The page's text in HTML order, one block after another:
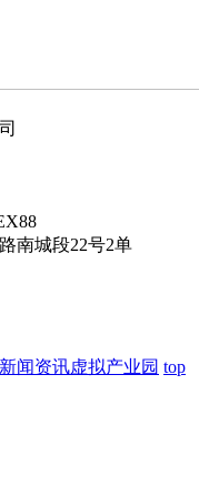
南城段22号2单
新闻资讯虚拟产业园 top